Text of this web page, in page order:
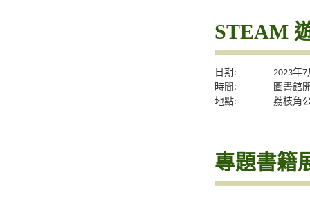
STEAM
日期:
2023年
時間:
圖書館
地點:
荔枝角
專題書籍